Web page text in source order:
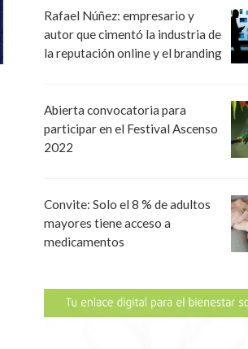
Rafael Núñez: empresario y
autor que cimentó la industria de
la reputación online y el branding
Abierta convocatoria para
participar en el Festival Ascenso
2022
Convite: Solo el 8 % de adultos
mayores tiene acceso a
medicamentos